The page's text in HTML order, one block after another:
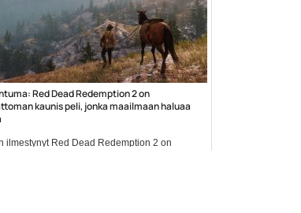
Red Dead Redemption 2 on
kaunis peli, jonka maailmaan haluaa
ilmestynyt Red Dead Redemption 2 on